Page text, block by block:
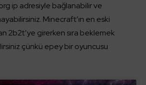
ip adresiyle bağlanabilir ve
Minecraft’ın en eski
2b2t’ye girerken sıra beklemek
çünkü epey bir oyuncusu